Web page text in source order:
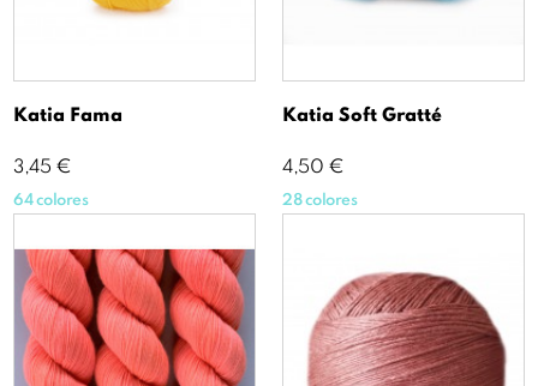
Katia Fama
Precio
3,45 €
64 colores
Katia Soft Gratté
Precio
4,50 €
28 colores